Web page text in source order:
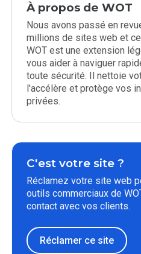
À propos de WOT
Nous avons passé en
millions de sites web et
WOT est une extension
vous aider à naviguer
toute sécurité. Il nettoie
l'accélère et protège vos
privées.
C'est votre site ?
Réclamez votre site web
outils commerciaux de
contact avec vos clients.
Réclamer ce site